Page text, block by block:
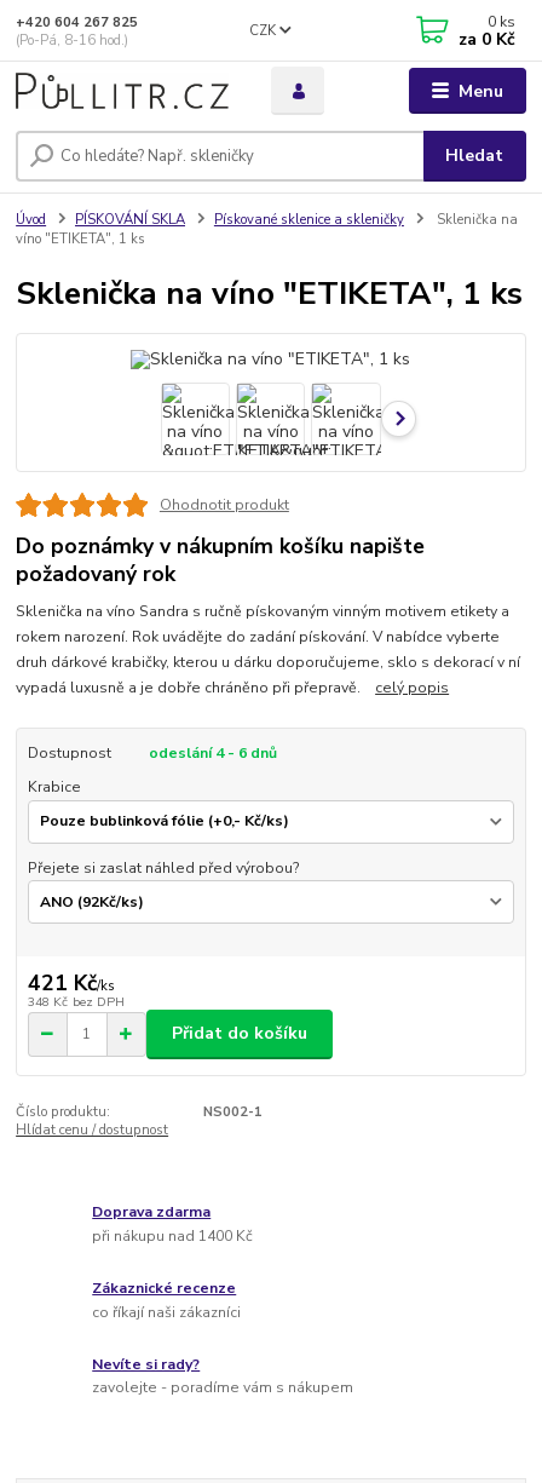
Menu
CZK
Hledat
+420 604 267 825
(Po-Pá, 8-16 hod.)
0 ks
za 0 Kč
Úvod PÍSKOVÁNÍ SKLA Pískované sklenice a skleničky
Sklenička na
víno "ETIKETA", 1 ks
Sklenička na víno "ETIKETA", 1 ks
Ohodnotit produkt
Do poznámky v nákupním košíku napište
požadovaný rok
Sklenička na víno Sandra s ručně pískovaným vinným motivem etikety a
rokem narození. Rok uvádějte do zadání pískování. V nabídce vyberte
druh dárkové krabičky, kterou u dárku doporučujeme, sklo s dekorací v ní
vypadá luxusně a je dobře chráněno při přepravě. celý popis
Dostupnost
odeslání 4 - 6 dnů
Krabice
Přejete si zaslat náhled před výrobou?
421 Kč/ks
348 Kč bez DPH
Přidat do košíku
Číslo produktu:
NS002-1
Hlídat cenu / dostupnost
Doprava zdarma
při nákupu nad 1400 Kč
Zákaznické recenze
co říkají naši zákazníci
Nevíte si rady?
zavolejte - poradíme vám s nákupem